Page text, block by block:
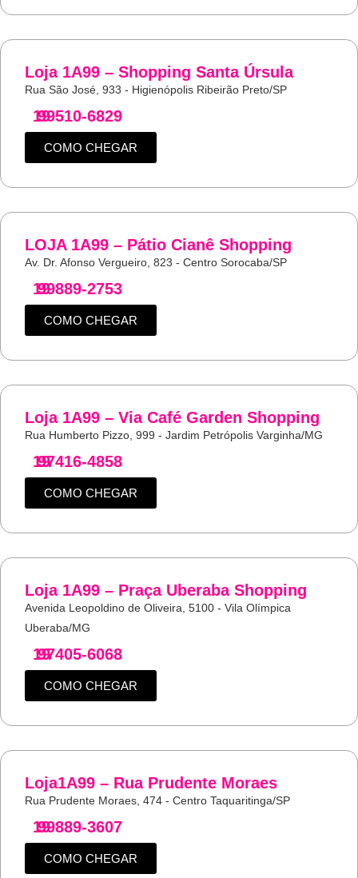
Loja 1A99 – Shopping Santa Úrsula
Rua São José, 933 - Higienópolis Ribeirão Preto/SP
19
99510-6829
COMO CHEGAR
LOJA 1A99 – Pátio Cianê Shopping
Av. Dr. Afonso Vergueiro, 823 - Centro Sorocaba/SP
19
99889-2753
COMO CHEGAR
Loja 1A99 – Via Café Garden Shopping
Rua Humberto Pizzo, 999 - Jardim Petrópolis Varginha/MG
19
97416-4858
COMO CHEGAR
Loja 1A99 – Praça Uberaba Shopping
Avenida Leopoldino de Oliveira, 5100 - Vila Olímpica
Uberaba/MG
19
97405-6068
COMO CHEGAR
Loja1A99 – Rua Prudente Moraes
Rua Prudente Moraes, 474 - Centro Taquaritinga/SP
19
99889-3607
COMO CHEGAR